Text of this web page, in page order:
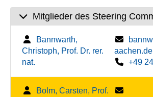
Mitglieder des Steering
Bannwarth,
Christoph, Prof. Dr. rer.
nat.
aachen.de
+49
Bolm, Carsten, Prof.